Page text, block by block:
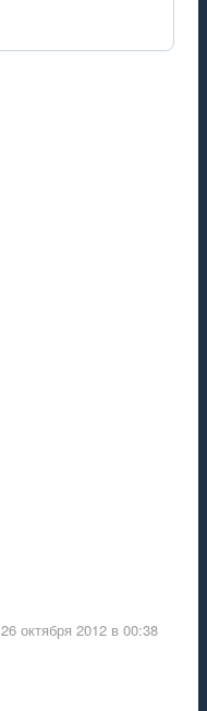
26 октября 2012 в 00:38